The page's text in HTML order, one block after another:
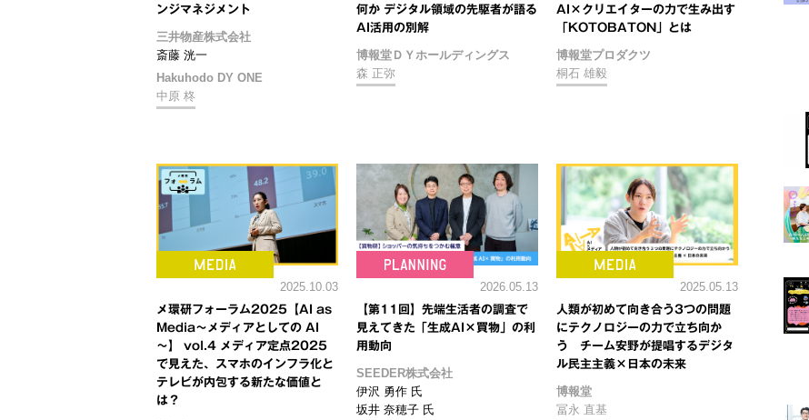
ンジマネジメント
三井物産株式会社
斎藤 洸一
Hakuhodo DY ONE
中原 柊
何か デジタル領域の先駆者が語る
AI活用の別解
博報堂ＤＹホールディングス
森 正弥
AI×クリエイターの力で生み出す
「KOTOBATON」とは
博報堂プロダクツ
桐石 雄毅
2025.10.03
メ環研フォーラム2025【AI as
Media～メディアとしての AI
～】 vol.4 メディア定点2025
で見えた、スマホのインフラ化と
テレビが内包する新たな価値と
は？
2026.05.13
【第11回】先端生活者の調査で
見えてきた「生成AI×買物」の利
用動向
SEEDER株式会社
伊沢 勇作 氏
坂井 奈穂子 氏
2025.05.13
人類が初めて向き合う3つの問題
にテクノロジーの力で立ち向か
う チーム安野が提唱するデジタ
ル民主主義×日本の未来
博報堂
冨永 直基